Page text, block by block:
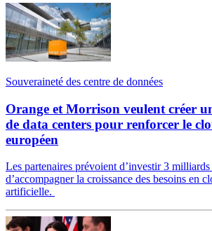
Souveraineté des centre de données
Orange et Morrison veulent créer
de data centers pour renforcer le
européen
Les partenaires prévoient d’investir 3 milliards
d’accompagner la croissance des besoins en
artificielle.